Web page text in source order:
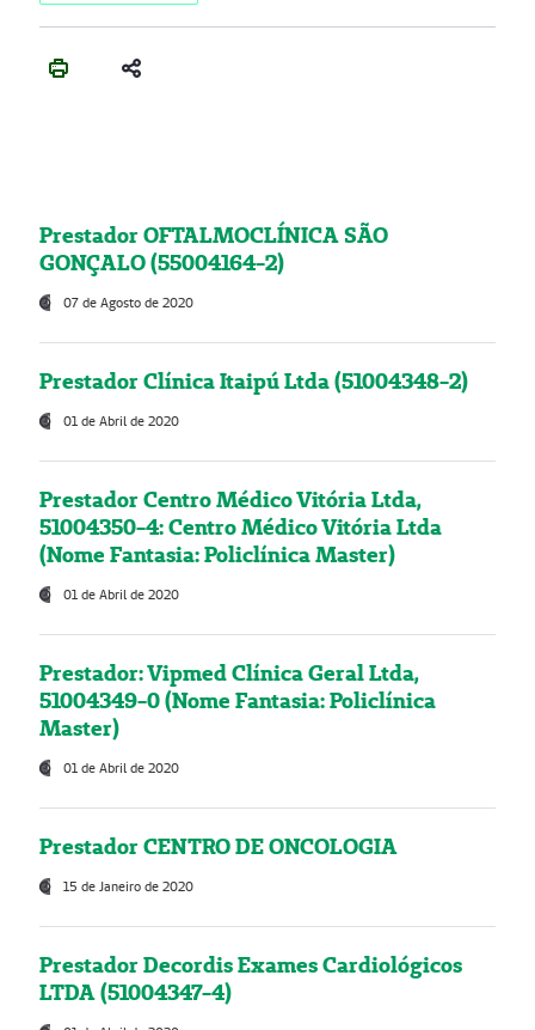
Prestador OFTALMOCLÍNICA SÃO
GONÇALO (55004164-2)
07 de Agosto de 2020
Prestador Clínica Itaipú Ltda (51004348-2)
01 de Abril de 2020
Prestador Centro Médico Vitória Ltda,
51004350-4: Centro Médico Vitória Ltda
(Nome Fantasia: Policlínica Master)
01 de Abril de 2020
Prestador: Vipmed Clínica Geral Ltda,
51004349-0 (Nome Fantasia: Policlínica
Master)
01 de Abril de 2020
Prestador CENTRO DE ONCOLOGIA
15 de Janeiro de 2020
Prestador Decordis Exames Cardiológicos
LTDA (51004347-4)